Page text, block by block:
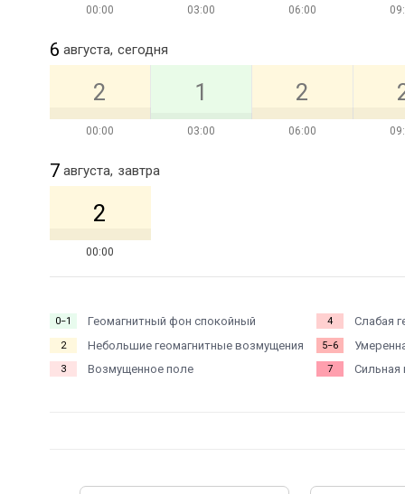
00:00 03:00 06:00
6 августа, сегодня
00:00
2
03:00
1
06:00
2
7 августа, завтра
00:00
2
0−1 Геомагнитный фон спокойный
2 Небольшие геомагнитные возмущения
3 Возмущенное поле
4 Слабая
5−6
7 Сильная